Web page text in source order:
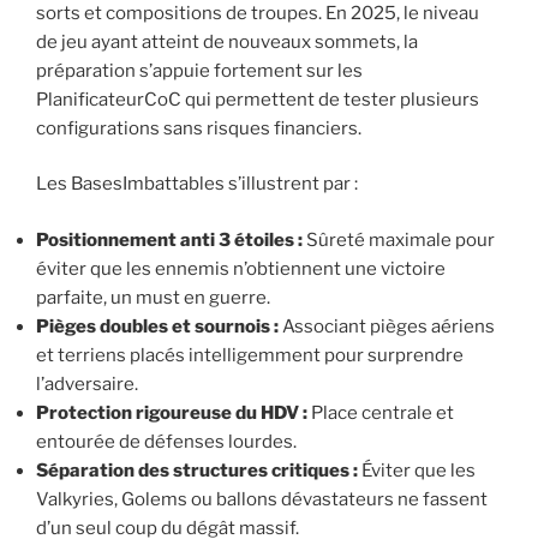
sorts et compositions de troupes. En 2025, le niveau
de jeu ayant atteint de nouveaux sommets, la
préparation s’appuie fortement sur les
PlanificateurCoC qui permettent de tester plusieurs
configurations sans risques financiers.
Les BasesImbattables s’illustrent par :
Positionnement anti 3 étoiles : Sûreté maximale pour
éviter que les ennemis n’obtiennent une victoire
parfaite, un must en guerre.
Pièges doubles et sournois :Associant pièges aériens
et terriens placés intelligemment pour surprendre
l’adversaire.
Protection rigoureuse du HDV : Place centrale et
entourée de défenses lourdes.
Séparation des structures critiques : Éviter que les
Valkyries, Golems ou ballons dévastateurs ne fassent
d’un seul coup du dégât massif.